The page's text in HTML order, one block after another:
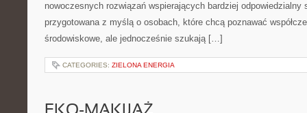
nowoczesnych rozwiązań wspierających bardziej odpowiedzialny
przygotowana z myślą o osobach, które chcą poznawać
środowiskowe, ale jednocześnie szukają […]
CATEGORIES: ZIELONA ENERGIA